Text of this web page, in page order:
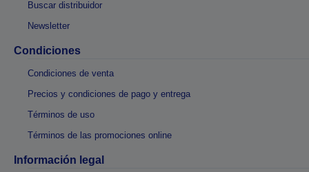
Buscar distribuidor
Newsletter
Condiciones
Condiciones de venta
Precios y condiciones de pago y entrega
Términos de uso
Términos de las promociones online
Información legal